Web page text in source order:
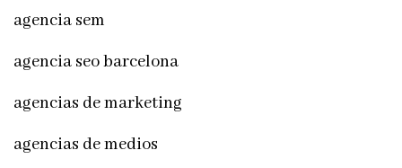
agencia sem
agencia seo barcelona
agencias de marketing
agencias de medios